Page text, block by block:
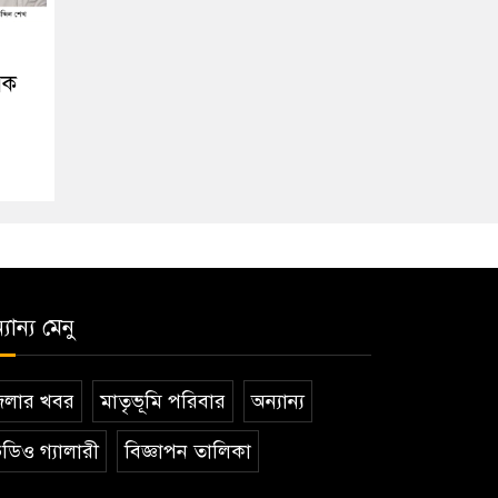
মেনু
খবর মাতৃভূমি পরিবার অন্যান্য
গ্যালারী বিজ্ঞাপন তালিকা